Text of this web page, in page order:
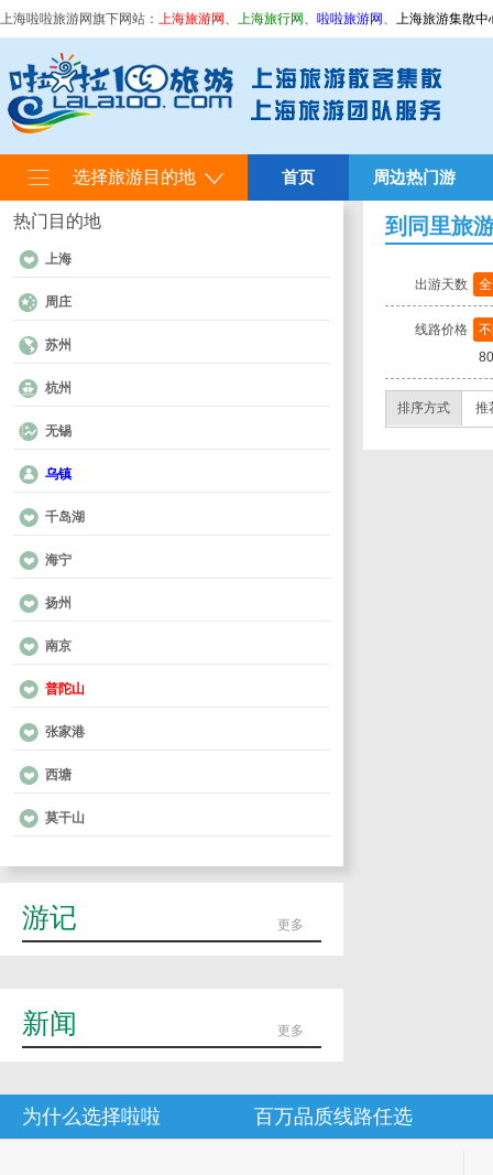
上海啦啦旅游网旗下网站： 上海旅游网 、 上海旅行网 、 啦啦旅游网 、 上海旅游集散中
选择旅游目的地 首页 周边热门游
热门目的地
上海
周庄
苏州
杭州
无锡
乌镇
千岛湖
海宁
扬州
南京
普陀山
张家港
西塘
莫干山
游记 更多
新闻 更多
到同里旅
出游天数
线路价格
排序方式 推
为什么选择啦啦 百万品质线路任选